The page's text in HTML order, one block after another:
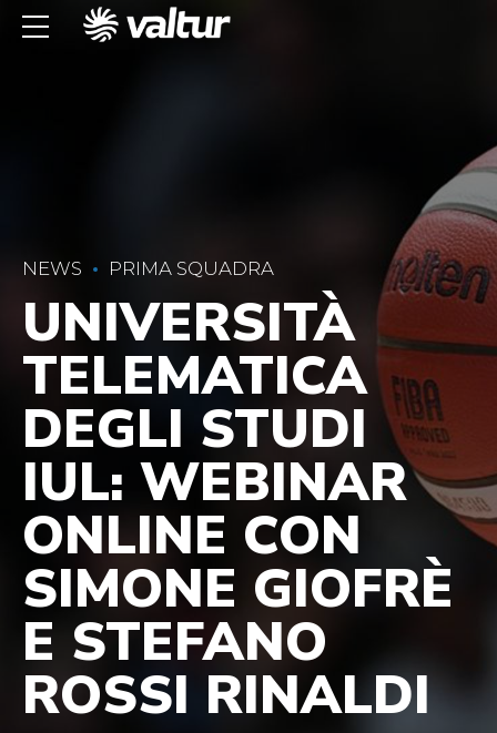
NEWS PRIMA SQUADRA
UNIVERSITÀ
TELEMATICA
DEGLI STUDI
IUL: WEBINAR
ONLINE CON
SIMONE GIOFRÈ
E STEFANO
ROSSI RINALDI